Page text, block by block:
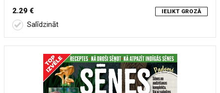
2.29 € IELIKT GROZĀ
Salīdzināt